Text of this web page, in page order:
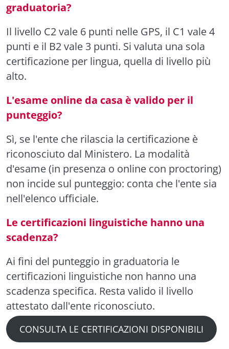
graduatoria?
Il livello C2 vale 6 punti nelle GPS, il C1 vale 4
punti e il B2 vale 3 punti. Si valuta una sola
certificazione per lingua, quella di livello più
alto.
L'esame online da casa è valido per il
punteggio?
Sì, se l'ente che rilascia la certificazione è
riconosciuto dal Ministero. La modalità
d'esame (in presenza o online con proctoring)
non incide sul punteggio: conta che l'ente sia
nell'elenco ufficiale.
Le certificazioni linguistiche hanno una
scadenza?
Ai fini del punteggio in graduatoria le
certificazioni linguistiche non hanno una
scadenza specifica. Resta valido il livello
attestato dall'ente riconosciuto.
CONSULTA LE CERTIFICAZIONI DISPONIBILI